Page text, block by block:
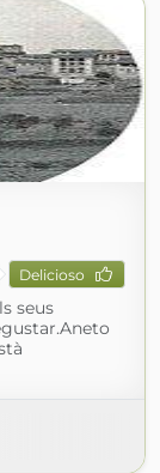
Delicioso
seus